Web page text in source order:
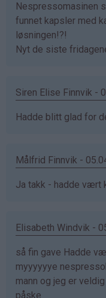
Nespressomasinen
funnet kapsler med
løsningen!?!
Nyt de siste
Siren Elise Finnvik -
Hadde blitt glad for
Målfrid Finnvik -
Ja takk - hadde vært
Elisabeth Windvik -
så fin gave Hadde
myyyyyye
mann og jeg er
påske